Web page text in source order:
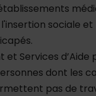
sociale
et Services d’Aide
dont les
pas de